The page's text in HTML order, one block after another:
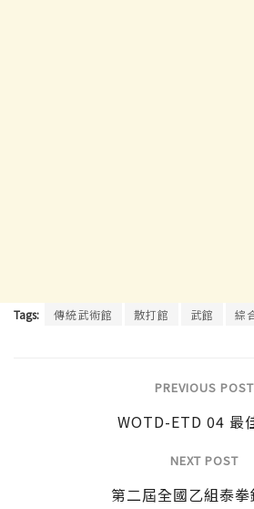
Tags: 傳統武術館 散打館 武館 綜
PREVIOUS POST
WOTD-ETD 04 最
NEXT POST
第二屆全國乙組泰拳